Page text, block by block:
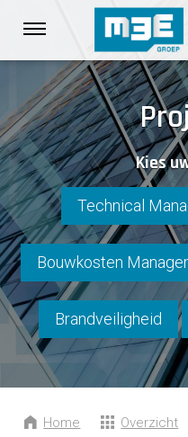
links
Spring
naar
de
inhoud
Spring
naar
navigatie
HOME
DIENSTEN
PROJECTEN
OVER M3E
NIEUWS
CONTACT
Kies
Technical
Bouwkosten
Brandveiligheid
Home Overzicht